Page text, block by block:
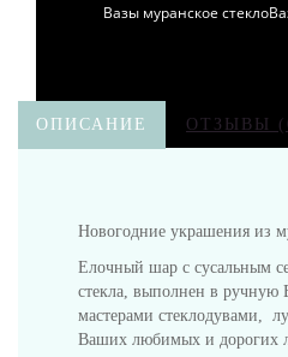
ОПИСАНИЕ ОТЗЫВЫ
Новогодние украшения из
Елочный шар с сусальным
стекла, выполнен в ручную
мастерами стеклодувами,
Ваших любимых и дорогих